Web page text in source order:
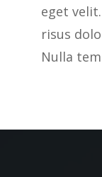
eget
risus
Nulla